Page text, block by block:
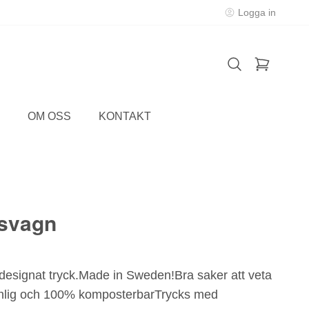
Logga in
OM OSS KONTAKT
tryck.Made in Sweden!Bra saker att veta
och 100% komposterbarTrycks med